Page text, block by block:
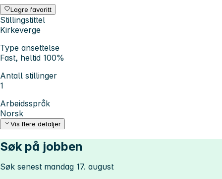
Lagre favoritt
Stillingstittel
Kirkeverge
Type ansettelse
Fast, heltid 100%
Antall stillinger
1
Arbeidsspråk
Norsk
Vis flere detaljer
Søk på jobben
Søk senest mandag 17. august